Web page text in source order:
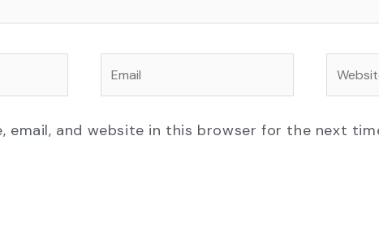
email, and website in this browser for the next